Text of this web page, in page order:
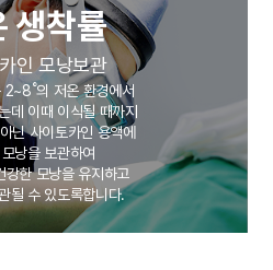
모발의 방
17개
이